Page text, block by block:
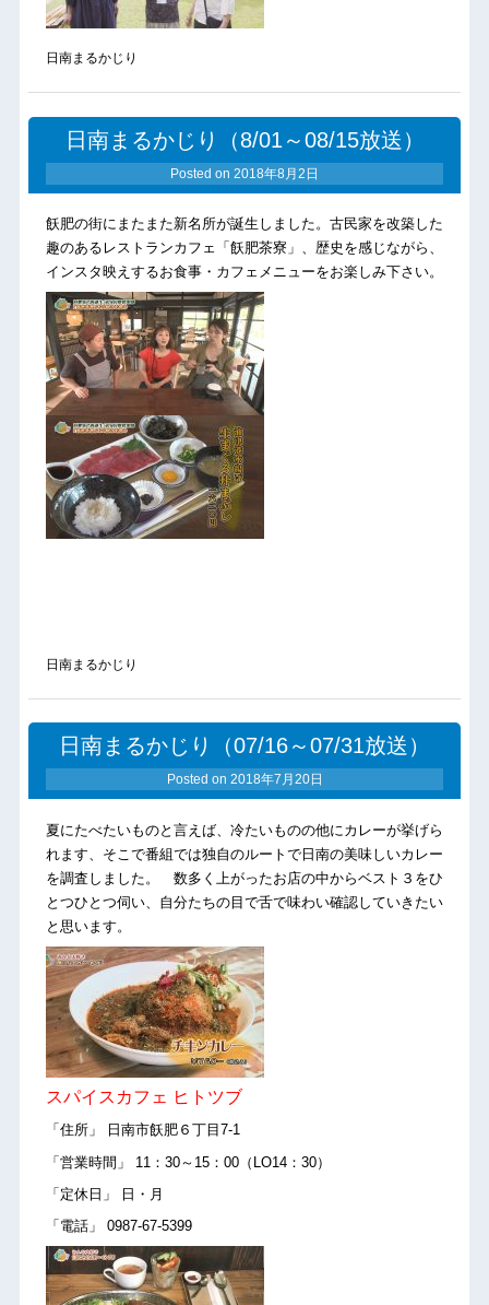
日南まるかじり
日南まるかじり（8/01～08/15放送）
Posted on 2018年8月2日
飫肥の街にまたまた新名所が誕生しました。古民家を改築した
趣のあるレストランカフェ「飫肥茶寮」、歴史を感じながら、
インスタ映えするお食事・カフェメニューをお楽しみ下さい。
日南まるかじり
日南まるかじり（07/16～07/31放送）
Posted on 2018年7月20日
夏にたべたいものと言えば、冷たいものの他にカレーが挙げら
れます、そこで番組では独自のルートで日南の美味しいカレー
を調査しました。 数多く上がったお店の中からベスト３をひ
とつひとつ伺い、自分たちの目で舌で味わい確認していきたい
と思います。
スパイスカフェ ヒトツブ
「住所」 日南市飫肥６丁目7-1
「営業時間」 11：30～15：00（LO14：30）
「定休日」 日・月
「電話」 0987-67-5399